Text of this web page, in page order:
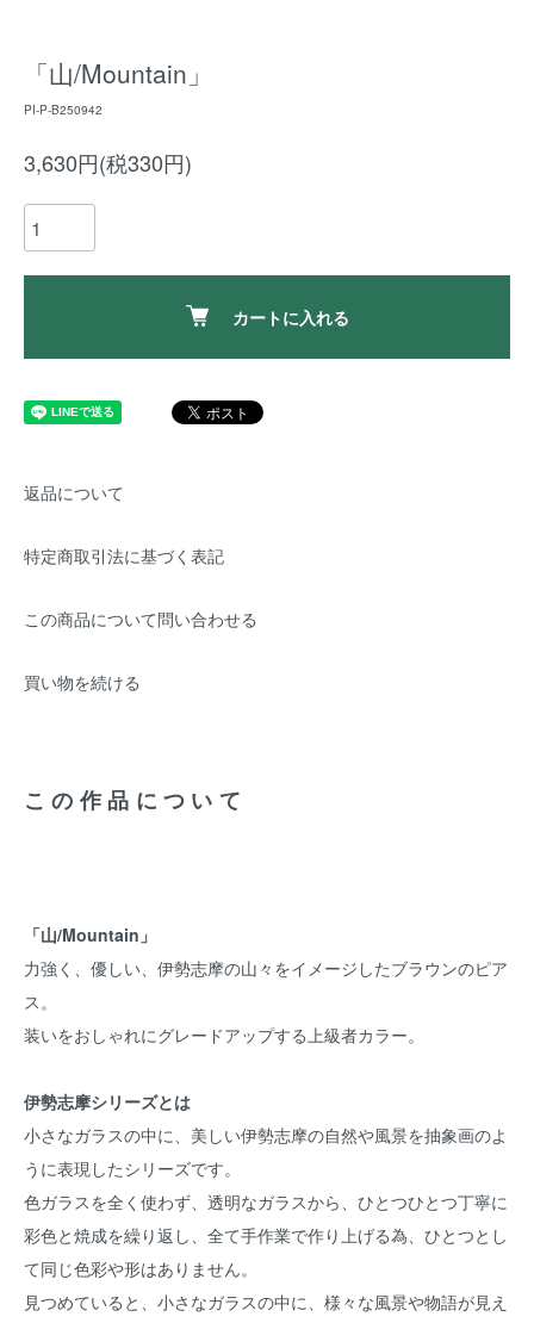
「山/Mountain」
PI-P-B250942
3,630円(税330円)
カートに入れる
返品について
特定商取引法に基づく表記
この商品について問い合わせる
買い物を続ける
この作品について
「山/Mountain」
力強く、優しい、伊勢志摩の山々をイメージしたブラウンのピア
ス。
装いをおしゃれにグレードアップする上級者カラー。
伊勢志摩シリーズとは
小さなガラスの中に、美しい伊勢志摩の自然や風景を抽象画のよ
うに表現したシリーズです。
色ガラスを全く使わず、透明なガラスから、ひとつひとつ丁寧に
彩色と焼成を繰り返し、全て手作業で作り上げる為、ひとつとし
て同じ色彩や形はありません。
見つめていると、小さなガラスの中に、様々な風景や物語が見え